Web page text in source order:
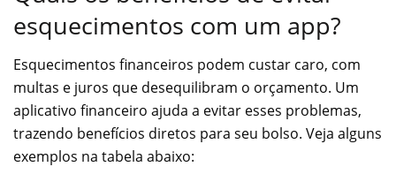
esquecimentos com um app?
Esquecimentos financeiros podem custar caro, com
multas e juros que desequilibram o orçamento. Um
aplicativo financeiro ajuda a evitar esses problemas,
trazendo benefícios diretos para seu bolso. Veja alguns
exemplos na tabela abaixo: